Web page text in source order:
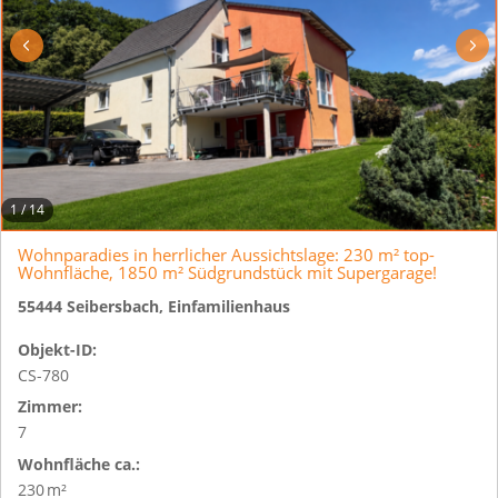
1/14
Wohnparadies in herrlicher Aussichtslage: 230 m² top-
Wohnfläche, 1850 m² Südgrundstück mit Supergarage!
55444 Seibersbach, Einfamilienhaus
Objekt-ID:
CS-780
Zimmer:
7
Wohnfläche ca.:
230 m²